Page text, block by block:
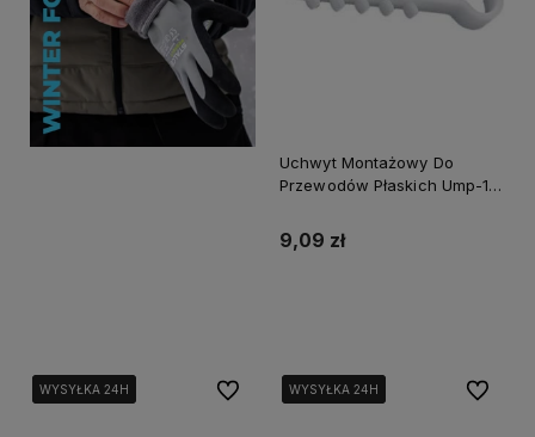
Uchwyt Montażowy Do
Przewodów Płaskich Ump-10
9,09 zł
WYSYŁKA 24H
WYSYŁKA 24H
WYSYŁKA 24H Do ulubionychWYSYŁKA 24H
WYSYŁKA 24H
WYSYŁKA 24H Do